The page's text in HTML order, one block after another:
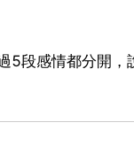
5段感情都分開